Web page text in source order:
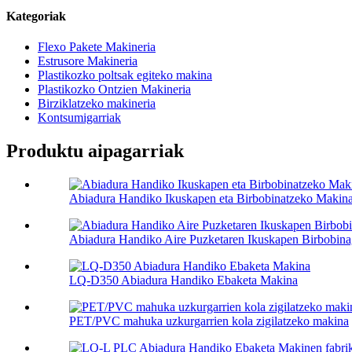
Kategoriak
Flexo Pakete Makineria
Estrusore Makineria
Plastikozko poltsak egiteko makina
Plastikozko Ontzien Makineria
Birziklatzeko makineria
Kontsumigarriak
Produktu aipagarriak
Abiadura Handiko Ikuskapen eta Birbobinatzeko Makina
Abiadura Handiko Aire Puzketaren Ikuskapen
LQ-D350 Abiadura Handiko Ebaketa Makina
PET/PVC mahuka uzkurgarrien kola zigilatzeko makina